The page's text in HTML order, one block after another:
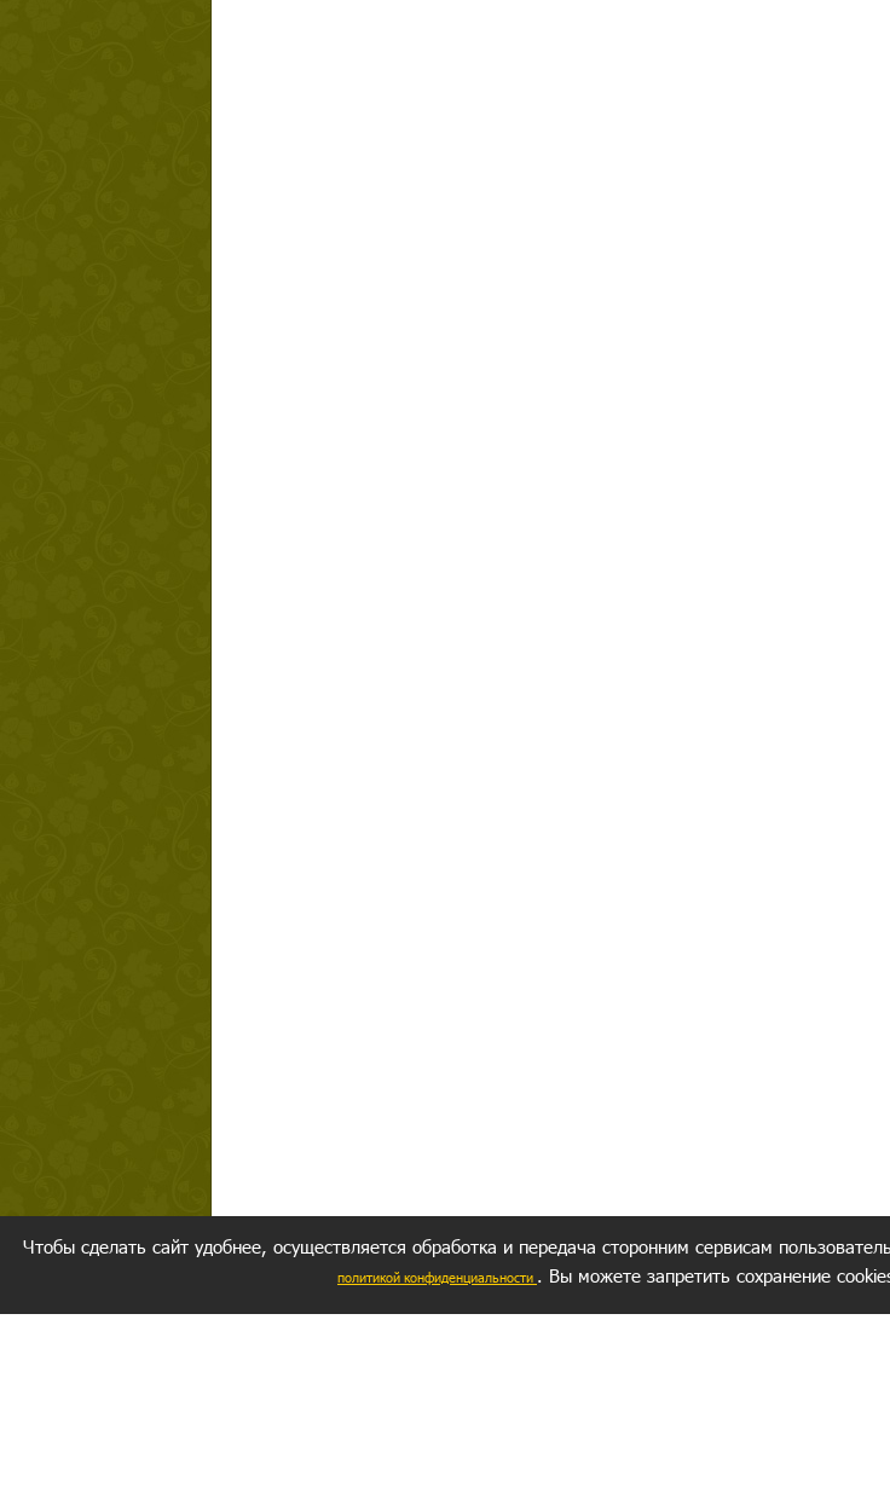
Чтобы сделать сайт удобнее, осуществляется обработка и передача сторонним сервисам
политикой конфиденциальности . Вы можете запретить сохранение